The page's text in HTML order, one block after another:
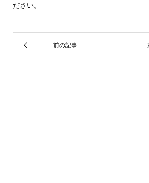
ださい。